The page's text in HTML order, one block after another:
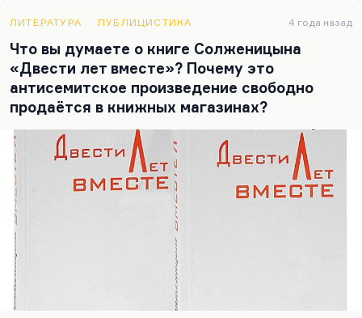
ЛИТЕРАТУРА ПУБЛИЦИСТИКА 4 года назад
Что вы думаете о книге Солженицына
«Двести лет вместе»? Почему это
антисемитское произведение свободно
продаётся в книжных магазинах?